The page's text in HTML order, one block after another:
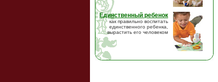
Единственный ребенок
как правильно воспитать
единственного ребенка,
вырастить его человеком